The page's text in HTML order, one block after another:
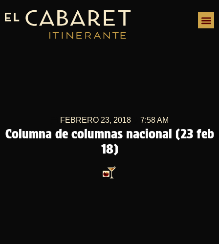
Columna de columnas nacional (23 feb
18)
FEBRERO 23, 2018 7:58 AM